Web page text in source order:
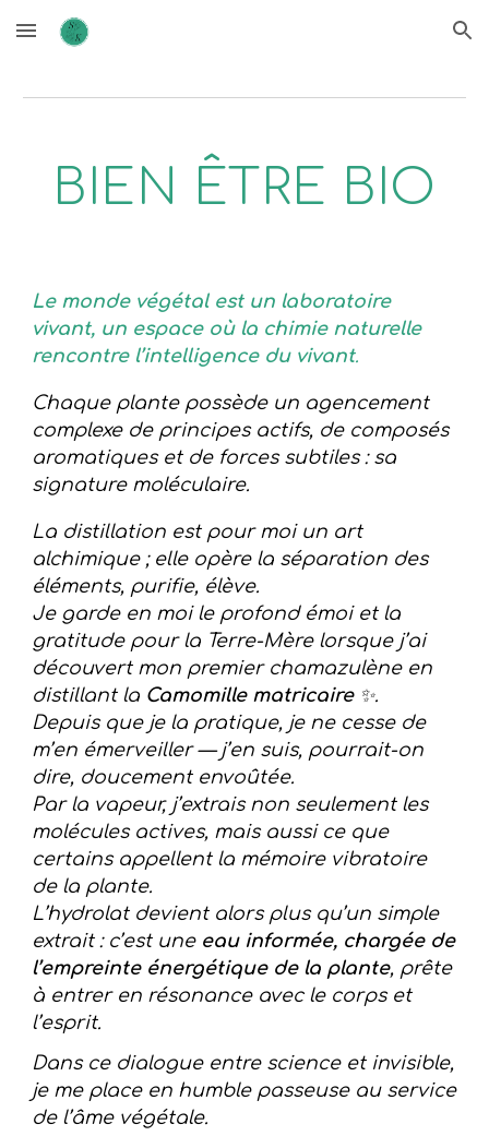
Skip to main content Skip to navigation
BIEN ÊTRE BIO
Le monde végétal est un laboratoire
vivant, un espace où la chimie naturelle
rencontre l’intelligence du vivant.
Chaque plante possède un agencement
complexe de principes actifs, de composés
aromatiques et de forces subtiles : sa
signature moléculaire.
La distillation est pour moi un art
alchimique ; elle opère la séparation des
éléments, purifie, élève.
Je garde en moi le profond émoi et la
gratitude pour la Terre-Mère lorsque j’ai
découvert mon premier chamazulène en
distillant la Camomille matricaire✨.
Depuis que je la pratique, je ne cesse de
m’en émerveiller — j’en suis, pourrait-on
dire, doucement envoûtée.
Par la vapeur, j’extrais non seulement les
molécules actives, mais aussi ce que
certains appellent la mémoire vibratoire
de la plante.
L’hydrolat devient alors plus qu’un simple
extrait : c’est une eau informée, chargée de
l’empreinte énergétique de la plante, prête
à entrer en résonance avec le corps et
l’esprit.
Dans ce dialogue entre science et invisible,
je me place en humble passeuse au service
de l’âme végétale.